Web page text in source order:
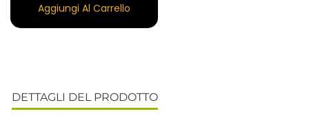
Aggiungi Al Carrello
DETTAGLI DEL PRODOTTO